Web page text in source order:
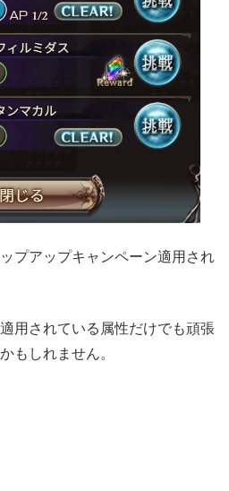
プアップキャンペーン適用され
用されている属性だけでも頑張
もしれません。